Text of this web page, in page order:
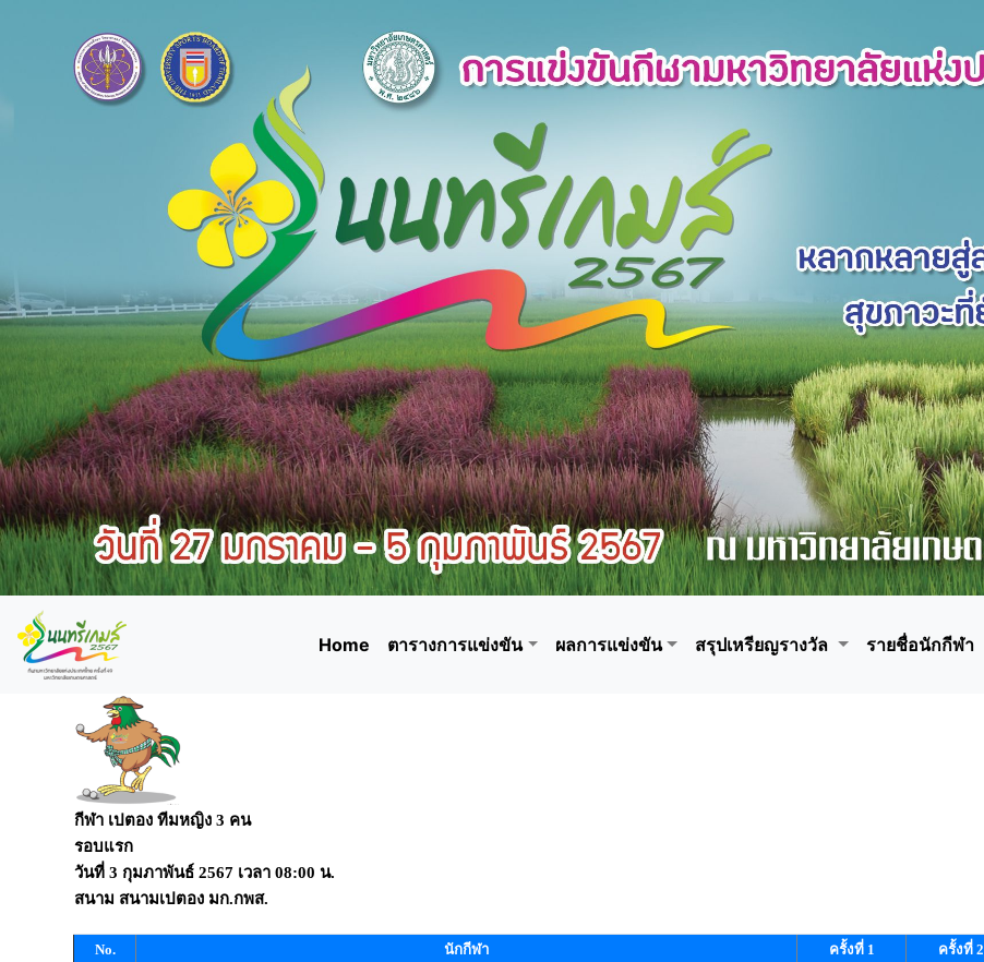
Home ตารางการแข่งขัน ผลการแข่งขัน สรุปเหรียญรางวัล รายชื่อนักกีฬา
กีฬา เปตอง ทีมหญิง 3 คน
รอบแรก
วันที่ 3 กุมภาพันธ์ 2567 เวลา 08:00 น.
สนาม สนามเปตอง มก.กพส.
No. นักกีฬา ครั้งที่ 1 ครั้งที่ 2